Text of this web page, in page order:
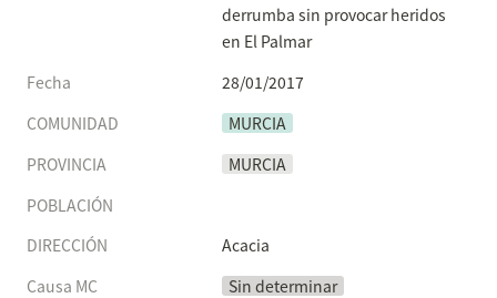
derrumba sin provocar heridos
en El Palmar
Fecha
28/01/2017
COMUNIDAD
MURCIA
PROVINCIA
MURCIA
POBLACIÓN
DIRECCIÓN
Acacia
Causa MC
Sin determinar